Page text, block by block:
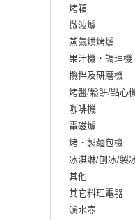
烤箱
微波爐
蒸氣烘烤爐
果汁機．調理機
攪拌及研磨機
烤盤/鬆餅/點心
咖啡機
電磁爐
烤．製麵包機
冰淇淋/刨冰/製
其他
其它料理電器
濾水壺